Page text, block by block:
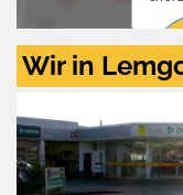
Wir in